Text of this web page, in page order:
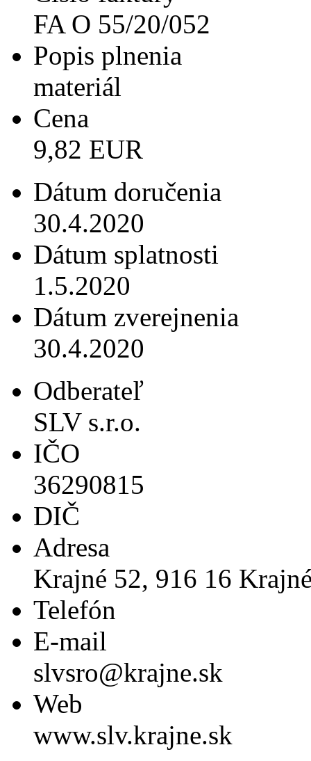
FA O 55/20/052
Popis plnenia
materiál
Cena
9,82 EUR
Dátum doručenia
30.4.2020
Dátum splatnosti
1.5.2020
Dátum zverejnenia
30.4.2020
Odberateľ
SLV s.r.o.
IČO
36290815
DIČ
Adresa
Krajné 52, 916 16
Telefón
E-mail
slvsro@krajne.sk
Web
www.slv.krajne.sk